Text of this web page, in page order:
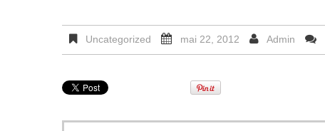
Uncategorized mai 22, 2012 Admin